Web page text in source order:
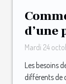
d’une
Mardi 24
Les besoins
différents de